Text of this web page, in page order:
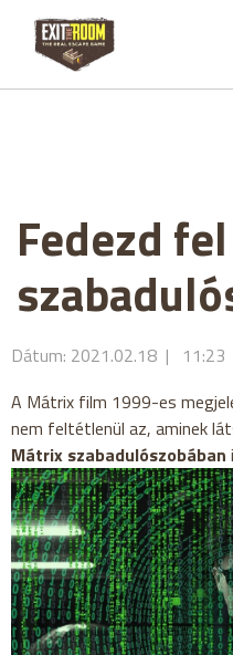
Fedezd
Dátum: 2021.02.18 | 11:23
A Mátrix film 1999-es
nem feltétlenül az, aminek
Mátrix szabadulószobában